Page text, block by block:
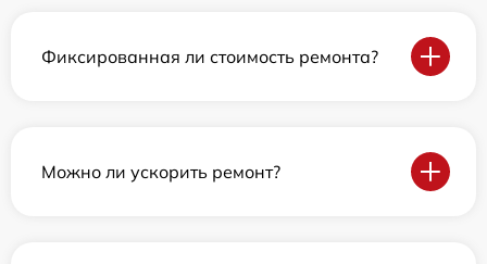
Фиксированная ли стоимость ремонта?
Можно ли ускорить ремонт?